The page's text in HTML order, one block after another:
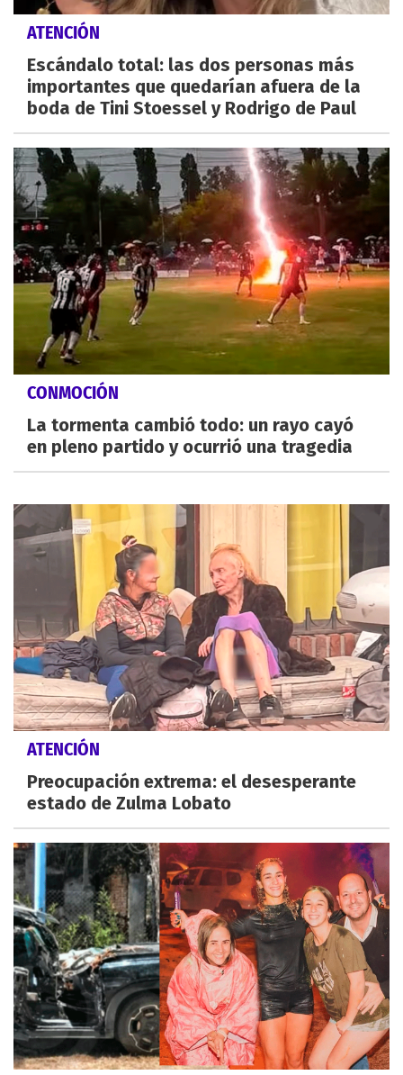
ATENCIÓN
Escándalo total: las dos personas más
importantes que quedarían afuera de la
boda de Tini Stoessel y Rodrigo de Paul
CONMOCIÓN
La tormenta cambió todo: un rayo cayó
en pleno partido y ocurrió una tragedia
ATENCIÓN
Preocupación extrema: el desesperante
estado de Zulma Lobato